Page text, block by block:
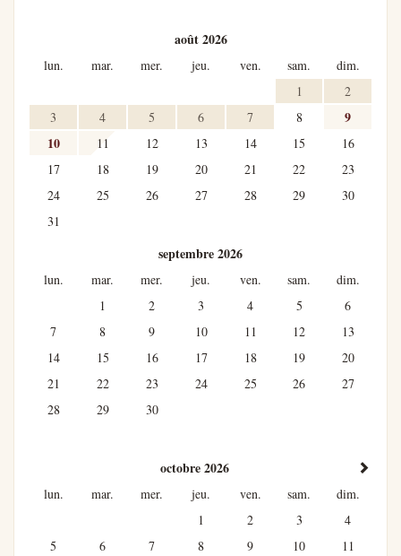
août 2026
lun. mar. mer. jeu. ven. sam.
dim.
1
2
3
4 5 6 7 8
9
10
11 12 13 14 15
16
17
18 19 20 21 22
23
24
25 26 27 28 29
30
31
septembre 2026
lun. mar. mer. jeu. ven. sam.
dim.
1
2 3 4 5
6
7
8 9 10 11 12
13
14
15 16 17 18 19
20
21
22 23 24 25 26
27
28
29 30
octobre 2026
lun. mar. mer. jeu. ven. sam.
dim.
1
2 3
4
5
6 7 8 9 10
11